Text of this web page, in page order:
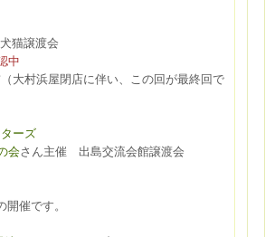
猫譲渡会
中
大村浜屋閉店に伴い、この回が最終回で
ーズ
会さん主催 出島交流会館譲渡会
開催です。